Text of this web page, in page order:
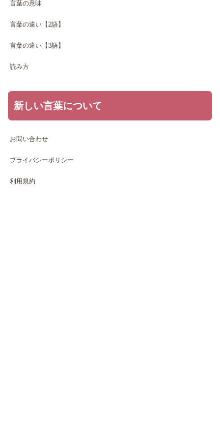
言葉の意味
言葉の違い【2語】
言葉の違い【3語】
読み方
新しい言葉について
お問い合わせ
プライバシーポリシー
利用規約